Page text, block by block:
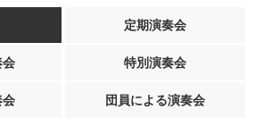
定期演奏会
会 特別演奏会
会 団員による演奏会